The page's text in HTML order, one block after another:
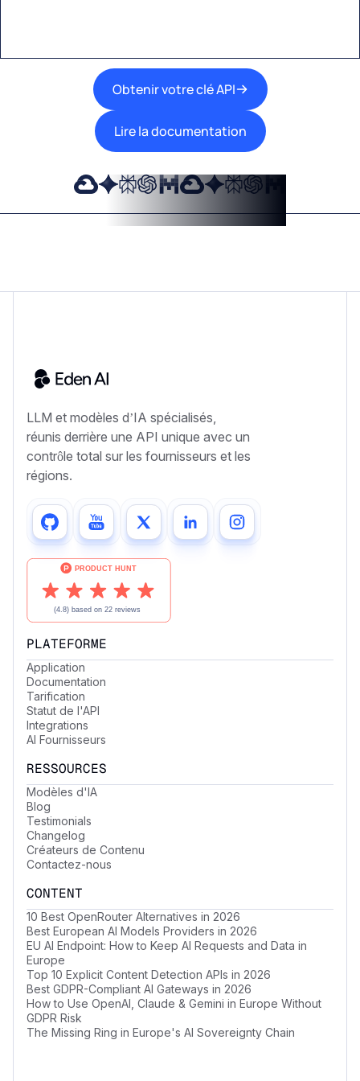
Obtenir votre clé API
Lire la documentation
LLM et modèles d’IA spécialisés,
réunis derrière une API unique avec un
contrôle total sur les fournisseurs et les
régions.
PLATEFORME
Application
Documentation
Tarification
Statut de l'API
Integrations
AI Fournisseurs
RESSOURCES
Modèles d'IA
Blog
Testimonials
Changelog
Créateurs de Contenu
Contactez-nous
CONTENT
10 Best OpenRouter Alternatives in 2026
Best European AI Models Providers in 2026
EU AI Endpoint: How to Keep AI Requests and Data in
Europe
Top 10 Explicit Content Detection APIs in 2026
Best GDPR-Compliant AI Gateways in 2026
How to Use OpenAI, Claude & Gemini in Europe Without
GDPR Risk
The Missing Ring in Europe's AI Sovereignty Chain